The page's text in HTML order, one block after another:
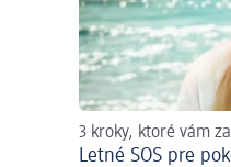
3 kroky, ktoré vám
Letné SOS pre